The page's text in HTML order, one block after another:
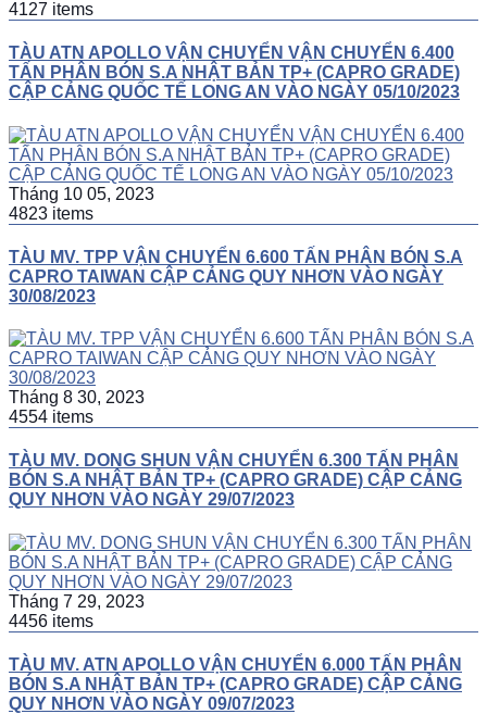
4127 items
TÀU ATN APOLLO VẬN CHUYỂN VẬN CHUYỂN 6.400
TẤN PHÂN BÓN S.A NHẬT BẢN TP+ (CAPRO GRADE)
CẬP CẢNG QUỐC TẾ LONG AN VÀO NGÀY 05/10/2023
Tháng 10 05, 2023
4823 items
TÀU MV. TPP VẬN CHUYỂN 6.600 TẤN PHÂN BÓN S.A
CAPRO TAIWAN CẬP CẢNG QUY NHƠN VÀO NGÀY
30/08/2023
Tháng 8 30, 2023
4554 items
TÀU MV. DONG SHUN VẬN CHUYỂN 6.300 TẤN PHÂN
BÓN S.A NHẬT BẢN TP+ (CAPRO GRADE) CẬP CẢNG
QUY NHƠN VÀO NGÀY 29/07/2023
Tháng 7 29, 2023
4456 items
TÀU MV. ATN APOLLO VẬN CHUYỂN 6.000 TẤN PHÂN
BÓN S.A NHẬT BẢN TP+ (CAPRO GRADE) CẬP CẢNG
QUY NHƠN VÀO NGÀY 09/07/2023